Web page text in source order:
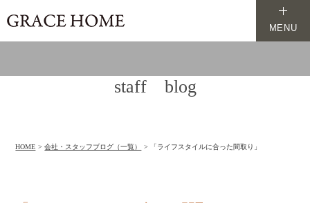
MENU
staff blog
HOME 会社・スタッフブログ（一覧） 「ライフスタイルに合った間取り」